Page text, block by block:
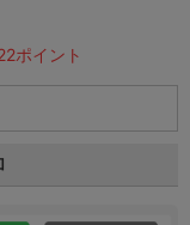
ポイント